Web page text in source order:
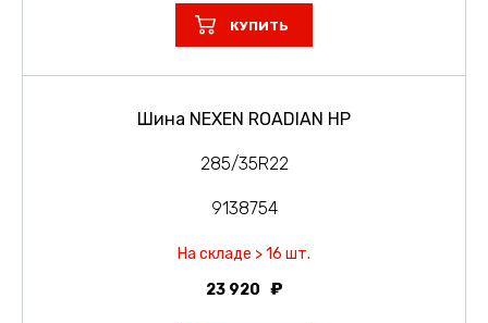
КУПИТЬ
Шина NEXEN ROADIAN HP
285/35R22
9138754
На складе > 16 шт.
23 920